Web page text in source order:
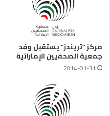
مركز “تريندز” يستقبل وفد
جمعية الصحفيين الإماراتية
2014-01-31